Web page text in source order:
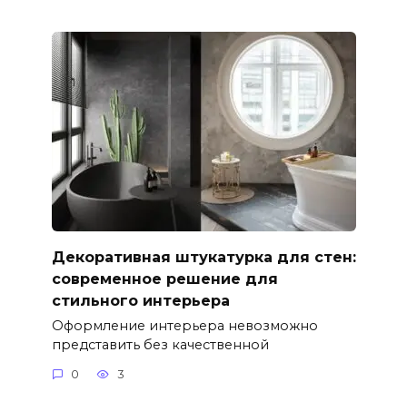
Декоративная штукатурка для стен:
современное решение для
стильного интерьера
Оформление интерьера невозможно
представить без качественной
0 3